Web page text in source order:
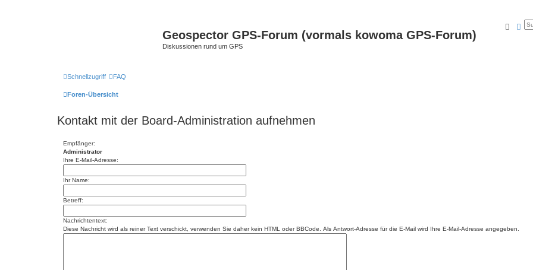
Geospector GPS-Forum (vormals kowoma GPS-Forum)
Diskussionen rund um GPS
Suche
Schnellzugriff FAQ
Foren-Übersicht
Kontakt mit der Board-Administration aufnehmen
Empfänger:
Administrator
Ihre E-Mail-Adresse:
Ihr Name:
Betreff:
Nachrichtentext:
Diese Nachricht wird als reiner Text verschickt, verwenden Sie daher kein HTML oder BBCode. Als Antwort-Adresse für die E-Mail wird Ihre E-Mail-Adresse angegeben.